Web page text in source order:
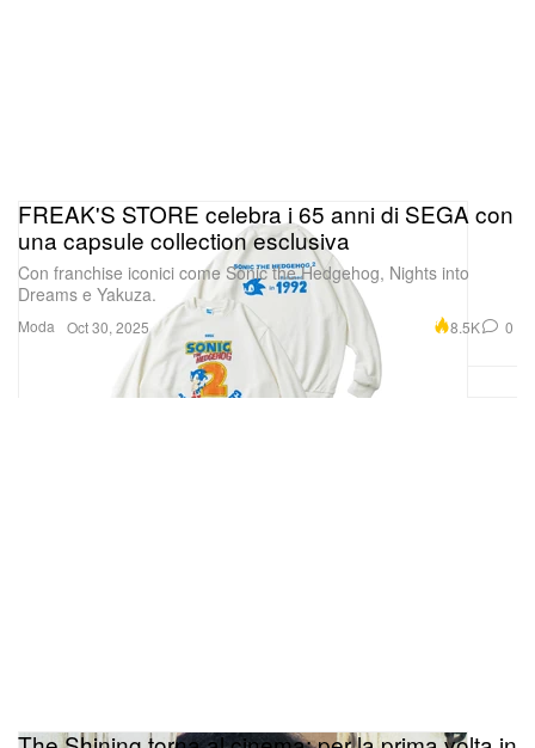
Moda
FREAK'S STORE celebra i 65 anni di SEGA con
una capsule collection esclusiva
Con franchise iconici come Sonic the Hedgehog, Nights into
Dreams e Yakuza.
Oct 30, 2025 8.5K 0